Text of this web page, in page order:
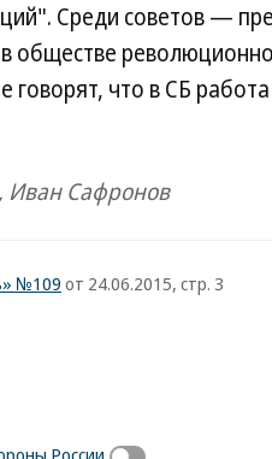
Среди советов —
обществе
говорят, что в СБ
Иван Сафронов
№109от 24.06.2015, стр. 3
России